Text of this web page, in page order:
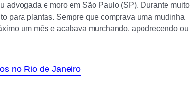
advogada e moro em São Paulo (SP). Durante muito
para plantas. Sempre que comprava uma mudinha
um mês e acabava murchando, apodrecendo ou
no Rio de Janeiro